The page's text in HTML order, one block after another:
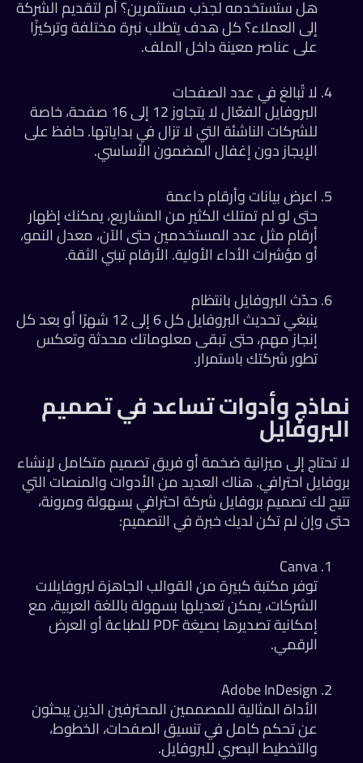
هل ستستخدمه لجذب مستثمرين؟ أم لتقديم الشركة
إلى العملاء؟ كل هدف يتطلب نبرة مختلفة وتركيزًا
على عناصر معينة داخل الملف.
لا تُبالغ في عدد الصفحات
البروفايل الفعّال لا يتجاوز 12 إلى 16 صفحة، خاصة
للشركات الناشئة التي لا تزال في بداياتها. حافظ على
الإيجاز دون إغفال المضمون الأساسي.
اعرض بيانات وأرقام داعمة
حتى لو لم تمتلك الكثير من المشاريع، يمكنك إظهار
أرقام مثل عدد المستخدمين حتى الآن، معدل النمو،
أو مؤشرات الأداء الأولية. الأرقام تبني الثقة.
حدّث البروفايل بانتظام
ينبغي تحديث البروفايل كل 6 إلى 12 شهرًا أو بعد كل
إنجاز مهم، حتى تبقى معلوماتك محدثة وتعكس
تطور شركتك باستمرار.
وأدوات تساعد في تصميم
تحتاج إلى ميزانية ضخمة أو فريق تصميم متكامل لإنشاء
احترافي. هناك العديد من الأدوات والمنصات التي
لك تصميم بروفايل شركة احترافي بسهولة ومرونة،
وإن لم تكن لديك خبرة في التصميم:
Canva
توفر مكتبة كبيرة من القوالب الجاهزة لبروفايلات
الشركات، يمكن تعديلها بسهولة باللغة العربية، مع
إمكانية تصديرها بصيغة PDF للطباعة أو العرض
الرقمي.
Adobe InDesign
الأداة المثالية للمصممين المحترفين الذين يبحثون
عن تحكم كامل في تنسيق الصفحات، الخطوط،
والتخطيط البصري للبروفايل.